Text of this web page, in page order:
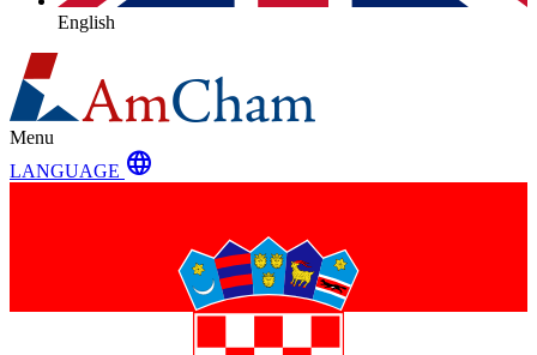
English
Menu
LANGUAGE language